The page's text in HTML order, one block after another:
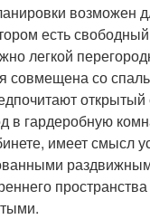
возможен
есть свободный
легкой
совмещена со
в гардеробную
имеет смысл